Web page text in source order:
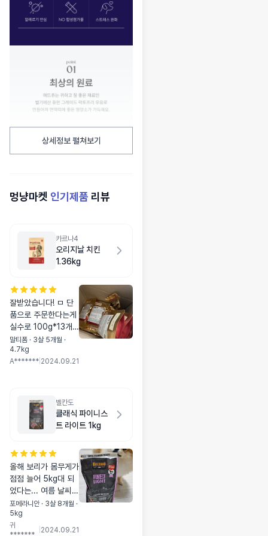
상세정보 펼쳐보기
멍냥마켓 인기제품 리뷰
카르나4
오리지날 치킨
1.36kg
잘받았습니다! ㅁ 단
품으로 주문한다는게
실수로 100g*13개
소분된거로 주문했는
데 이것도 괜찮은것
같네요 ㅎㅎ
말티폼 · 3살 5개월 ·
4.7kg
A******* 2024.09.21
벨칸도
클래식 파이니스
트 라이트 1kg
올해 보리가 몸무게가
점점 늘어 5kg대 되
었다는... 여름 날씨가
미치도록 너무 더워져
서 산책도 많이 못하
니 집에만 있는 보리
포메라니안 · 3살 8개월 ·
5kg
귀
2024.09.21